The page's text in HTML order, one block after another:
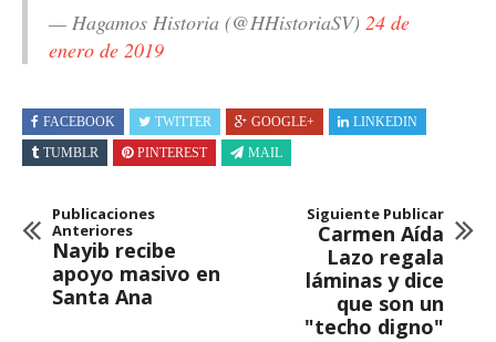
— Hagamos Historia (@HHistoriaSV) 24 de
enero de 2019
FACEBOOK TWITTER GOOGLE+
LINKEDIN
TUMBLR
PINTEREST MAIL
Publicaciones
Anteriores
Nayib recibe
apoyo masivo en
Santa Ana
Siguiente Publicar
Carmen Aída
Lazo regala
láminas y dice
que son un
"techo digno"